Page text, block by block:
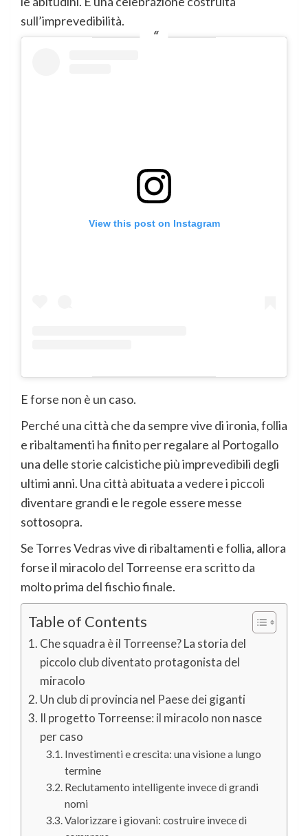
sull’imprevedibilità.
View this post on Instagram
E forse non è un caso.
Perché una città che da sempre vive di ironia, follia
e ribaltamenti ha finito per regalare al Portogallo
una delle storie calcistiche più imprevedibili degli
ultimi anni. Una città abituata a vedere i piccoli
diventare grandi e le regole essere messe
sottosopra.
Se Torres Vedras vive di ribaltamenti e follia, allora
forse il miracolo del Torreense era scritto da
molto prima del fischio finale.
Table of Contents
Che squadra è il Torreense? La storia del
piccolo club diventato protagonista del
miracolo
Un club di provincia nel Paese dei giganti
Il progetto Torreense: il miracolo non nasce
per caso
Investimenti e crescita: una visione a lungo
termine
Reclutamento intelligente invece di grandi
nomi
Valorizzare i giovani: costruire invece di